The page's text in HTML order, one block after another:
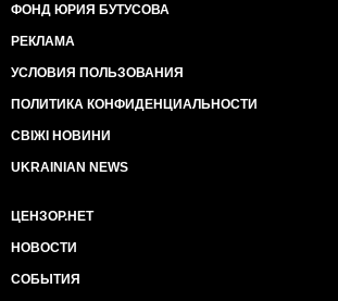
ФОНД ЮРИЯ БУТУСОВА
РЕКЛАМА
УСЛОВИЯ ПОЛЬЗОВАНИЯ
ПОЛИТИКА КОНФИДЕНЦИАЛЬНОСТИ
СВІЖІ НОВИНИ
UKRAINIAN NEWS
ЦЕНЗОР.НЕТ
НОВОСТИ
СОБЫТИЯ